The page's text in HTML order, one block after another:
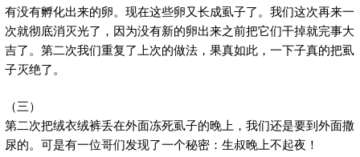
有没有孵化出来的卵。现在这些卵又长成虱子了。我们这次再来一
次就彻底消灭光了，因为没有新的卵出来之前把它们干掉就完事大
吉了。第二次我们重复了上次的做法，果真如此，一下子真的把虱
子灭绝了。
（三）
第二次把绒衣绒裤丢在外面冻死虱子的晚上，我们还是要到外面撒
尿的。可是有一位哥们发现了一个秘密：生叔晚上不起夜！